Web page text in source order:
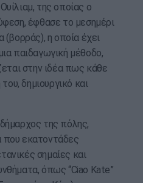
της οποίας ο
έφθασε το μεσημέρι
(βορράς), η οποία έχει
παιδαγωγική μέθοδο,
στην ιδέα πως κάθε
δημιουργικό και
της πόλης,
εκατοντάδες
σημαίες και
όπως “Ciao Kate”